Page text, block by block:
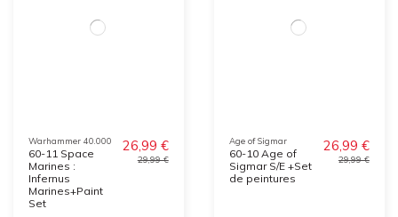
Warhammer 40.000
60-11 Space
Marines :
Infernus
Marines+Paint
Set
26,99 €
29,99 €
Age of Sigmar
60-10 Age of
Sigmar S/E +Set
de peintures
26,99 €
29,99 €